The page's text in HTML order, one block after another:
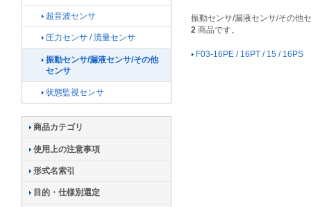
振動センサ/漏液センサ/その他
2 商品です。
F03-16PE / 16PT / 15 / 16PS
超音波センサ
圧力センサ / 流量センサ
振動センサ/漏液センサ/その他
センサ
状態監視センサ
商品カテゴリ
使用上の注意事項
形式名索引
目的・仕様別選定